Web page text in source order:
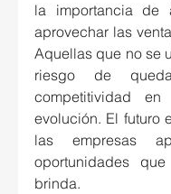
la importancia
aprovechar las
Aquellas que no se
riesgo de
competitividad
evolución. El futuro
las empresas
oportunidades
brinda.